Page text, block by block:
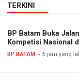
TERKINI
BP Batam Buka
Kompetisi Nasional
BP BATAM 6 jam yang